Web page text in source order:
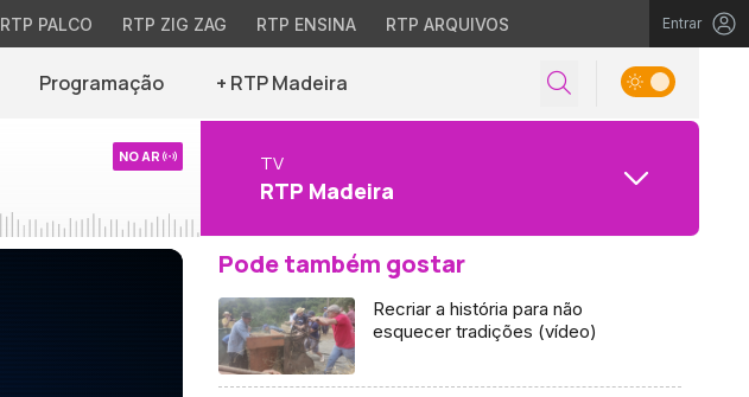
RTP PALCO RTP ZIG ZAG RTP ENSINA RTP ARQUIVOS Entrar
Programação + RTP Madeira
NO AR TV
RTP Madeira
Pode também gostar
Recriar a história para não
esquecer tradições (vídeo)